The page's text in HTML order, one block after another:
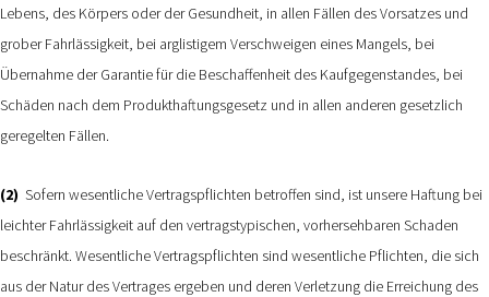
Lebens, des Körpers oder der Gesundheit, in allen Fällen des Vorsatzes und
grober Fahrlässigkeit, bei arglistigem Verschweigen eines Mangels, bei
Übernahme der Garantie für die Beschaffenheit des Kaufgegenstandes, bei
Schäden nach dem Produkthaftungsgesetz und in allen anderen gesetzlich
geregelten Fällen.
(2) Sofern wesentliche Vertragspflichten betroffen sind, ist unsere Haftung bei
leichter Fahrlässigkeit auf den vertragstypischen, vorhersehbaren Schaden
beschränkt. Wesentliche Vertragspflichten sind wesentliche Pflichten, die sich
aus der Natur des Vertrages ergeben und deren Verletzung die Erreichung des